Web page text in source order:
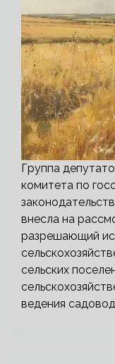
Группа
комитета по
внесла на
разрешающий
сельских
ведения